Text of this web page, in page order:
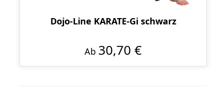
Dojo-Line KARATE-Gi schwarz
Ab 30,70 €